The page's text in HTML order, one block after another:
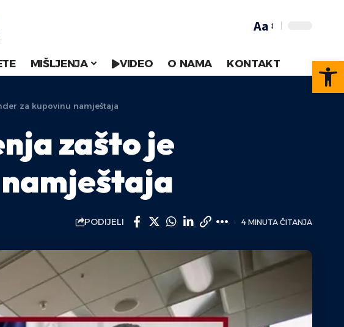
Aa
MIŠLJENJA VIDEO O NAMA KONTAKT
za kupovinu namještaja
zašto je
PODIJELI 4 MINUTA ČITANJA